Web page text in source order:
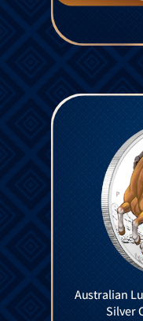
Australian
Silver